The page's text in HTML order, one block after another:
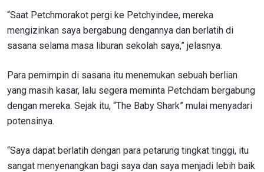
“Saat Petchmorakot pergi ke Petchyindee, mereka
mengizinkan saya bergabung dengannya dan berlatih di
sasana selama masa liburan sekolah saya,” jelasnya.
Para pemimpin di sasana itu menemukan sebuah berlian
yang masih kasar, lalu segera meminta Petchdam bergabung
dengan mereka. Sejak itu, “The Baby Shark” mulai menyadari
potensinya.
“Saya dapat berlatih dengan para petarung tingkat tinggi, itu
sangat menyenangkan bagi saya dan saya menjadi lebih baik